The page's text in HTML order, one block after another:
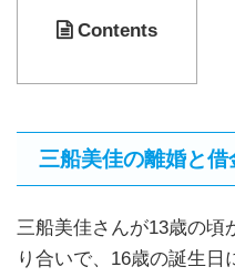
Contents
三船美佳の離婚と借
三船美佳さんが13歳の頃
り合いで、16歳の誕生日